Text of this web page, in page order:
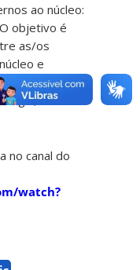
ao núcleo:
objetivo é
as/os
e
egressas/os,
áreas
no canal do
watch?